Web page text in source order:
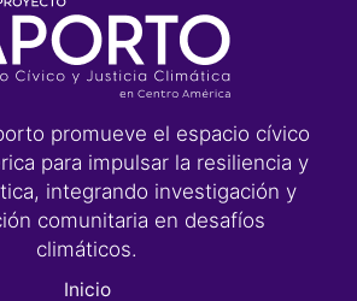
promueve el espacio cívico
para impulsar la resiliencia y
integrando investigación y
comunitaria en desafíos
climáticos.
Inicio